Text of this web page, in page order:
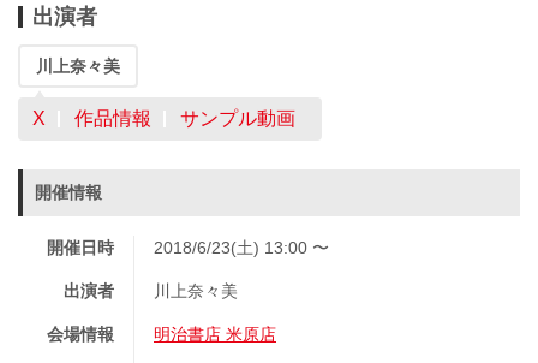
出演者
川上奈々美
X 作品情報 サンプル動画
開催情報
開催日時 2018/6/23(土) 13:00 〜
出演者 川上奈々美
会場情報 明治書店 米原店